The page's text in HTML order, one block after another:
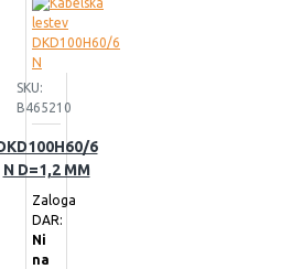
SKU:
B465210
6
N D=1,2 MM
Zaloga
DAR:
Ni
na